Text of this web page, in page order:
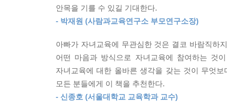
공부 잘하게 만든 부모에게는 분명히 어떤 노하우
스스로 공부하는 아이로 만드는 현명한 바짓바람
‘아이를 잘 키웠다’라는 말이 내 아이의 ‘명문
능력을 발휘할 수 있도록 그에 걸맞은 환경을
교육 기준은 존중받아 마땅하며, 그들 나름의
‘교육관’을 정립하는 데 어려움을 호소하는 사람
안목을 기를 수 있길 기대한다.
- 박재원 (사람과교육연구소 부모연구소장)
아빠가 자녀교육에 무관심한 것은 결코 바람직하
어떤 마음과 방식으로 자녀교육에 참여하는 것
자녀교육에 대한 올바른 생각을 갖는 것이 무엇
모든 분들에게 이 책을 추천한다.
- 신종호 (서울대학교 교육학과 교수)